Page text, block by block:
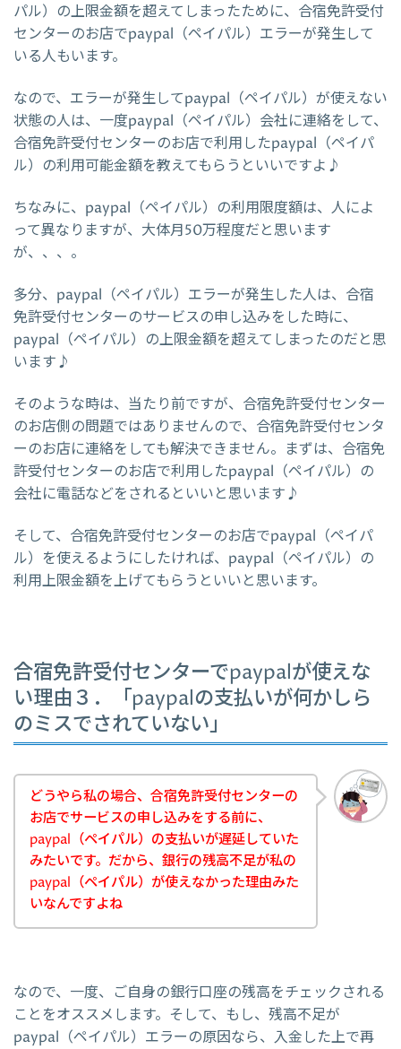
パル）の上限金額を超えてしまったために、合宿免許受付
センターのお店でpaypal（ペイパル）エラーが発生して
いる人もいます。
なので、エラーが発生してpaypal（ペイパル）が使えない
状態の人は、一度paypal（ペイパル）会社に連絡をして、
合宿免許受付センターのお店で利用したpaypal（ペイパ
ル）の利用可能金額を教えてもらうといいですよ♪
ちなみに、paypal（ペイパル）の利用限度額は、人によ
って異なりますが、大体月50万程度だと思います
が、、、。
多分、paypal（ペイパル）エラーが発生した人は、合宿
免許受付センターのサービスの申し込みをした時に、
paypal（ペイパル）の上限金額を超えてしまったのだと思
います♪
そのような時は、当たり前ですが、合宿免許受付センター
のお店側の問題ではありませんので、合宿免許受付センタ
ーのお店に連絡をしても解決できません。まずは、合宿免
許受付センターのお店で利用したpaypal（ペイパル）の
会社に電話などをされるといいと思います♪
そして、合宿免許受付センターのお店でpaypal（ペイパ
ル）を使えるようにしたければ、paypal（ペイパル）の
利用上限金額を上げてもらうといいと思います。
合宿免許受付センターでpaypalが使えな
い理由３．「paypalの支払いが何かしら
のミスでされていない」
どうやら私の場合、合宿免許受付センターの
お店でサービスの申し込みをする前に、
paypal（ペイパル）の支払いが遅延していた
みたいです。だから、銀行の残高不足が私の
paypal（ペイパル）が使えなかった理由みた
いなんですよね
なので、一度、ご自身の銀行口座の残高をチェックされる
ことをオススメします。そして、もし、残高不足が
paypal（ペイパル）エラーの原因なら、入金した上で再